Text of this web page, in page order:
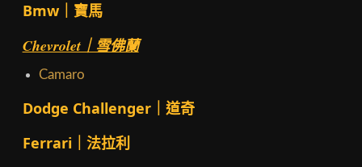
Bmw｜寶馬
Chevrolet｜雪佛蘭
Camaro
Dodge Challenger｜道奇
Ferrari｜法拉利